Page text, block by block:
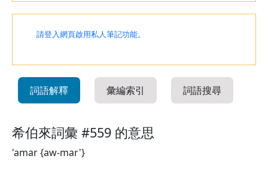
請登入網頁啟用私人筆記功能。
詞語解釋 彙編索引 詞語搜尋
希伯來詞彙 #559 的意思
'amar {aw-mar'}